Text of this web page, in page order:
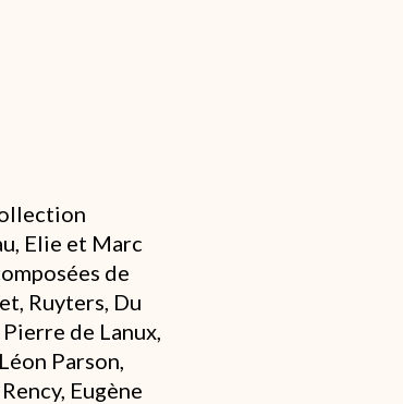
Elie et Marc
de
Ruyters, Du
de Lanux,
Parson,
Eugène